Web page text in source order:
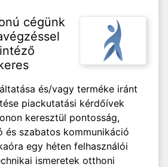
cégünk
és/vagy terméke iránt
piackutatási kérdőívek
keresztül pontosság,
és szabatos kommunikáció
egy héten felhasználói
ismeretek otthoni